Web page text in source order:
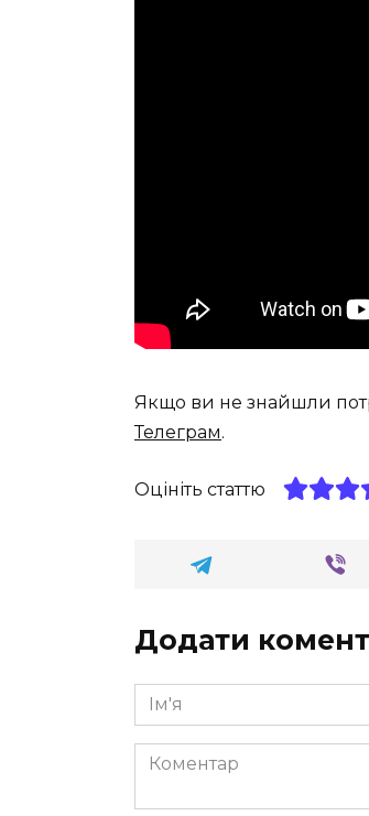
Якщо ви не знайшли
Телеграм.
Оцініть статтю
Додати
Ім'я
*
Коментар